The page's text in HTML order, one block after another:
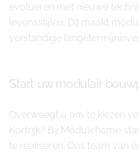
evolueren met nieuwe
levensstijlen. Dit maakt
verstandige
Start uw modulair
Overweegt u om te kiezen
Kortrijk? Bij Modulehome
te realiseren. Ons team van